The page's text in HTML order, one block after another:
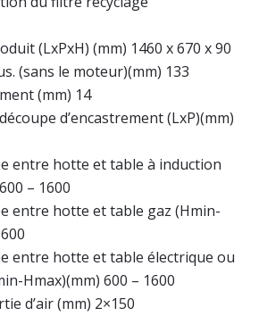
(LxPxH) (mm) 1460 x 670 x 90
(sans le moteur)(mm) 133
(mm) 14
d’encastrement (LxP)(mm)
entre hotte et table à induction
– 1600
entre hotte et table gaz (Hmin-
entre hotte et table électrique ou
Hmax)(mm) 600 – 1600
d’air (mm) 2×150